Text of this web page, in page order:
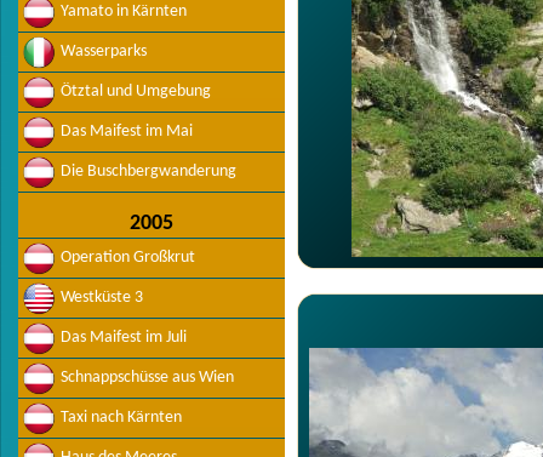
Yamato in Kärnten
Wasserparks
Ötztal und Umgebung
Das Maifest im Mai
Die Buschbergwanderung
2005
Operation Großkrut
Westküste 3
Das Maifest im Juli
Schnappschüsse aus Wien
Taxi nach Kärnten